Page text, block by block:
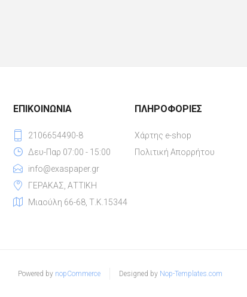
ΕΠΙΚΟΙΝΩΝΊΑ
2106654490-8
Δευ-Παρ 07:00 - 15:00
info@exaspaper.gr
ΓΕΡΑΚΑΣ, ΑΤΤΙΚΗ
Μιαούλη 66-68, Τ.Κ.15344
ΠΛΗΡΟΦΟΡΊΕΣ
Χάρτης e-shop
Πολιτική Απορρήτου
Powered by nopCommerce Designed by Nop-Templates.com